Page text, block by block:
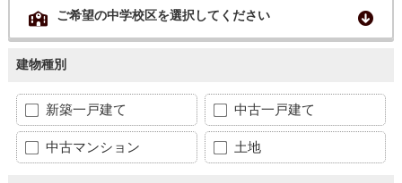
ご希望の中学校区を選択してください
建物種別
新築一戸建て 中古一戸建て
中古マンション 土地